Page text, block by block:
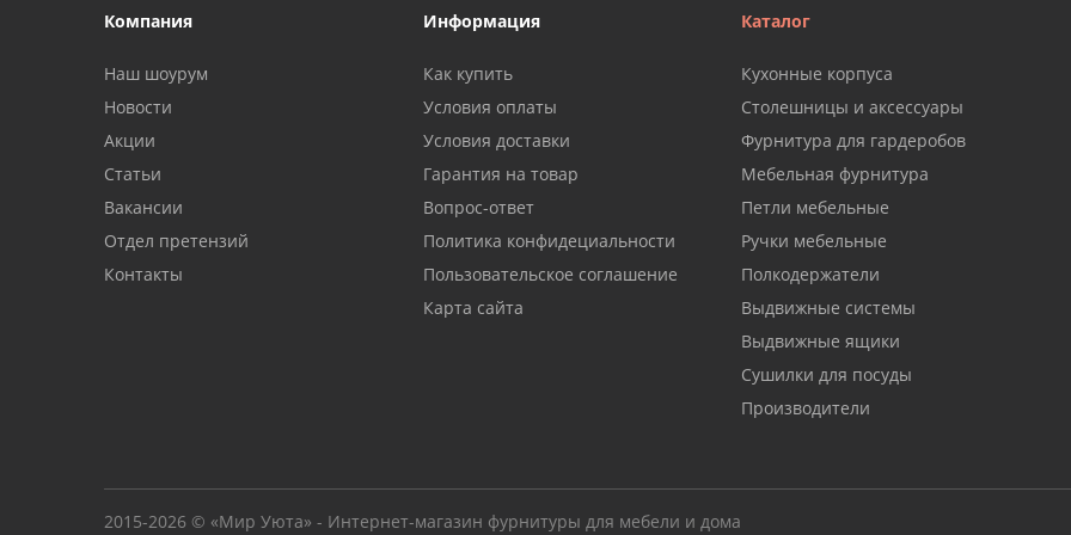
Компания
Наш шоурум
Новости
Акции
Статьи
Вакансии
Отдел претензий
Контакты
Информация
Как купить
Условия оплаты
Условия доставки
Гарантия на товар
Вопрос-ответ
Политика конфидециальности
Пользовательское соглашение
Карта сайта
Каталог
Кухонные корпуса
Столешницы и аксессуары
Фурнитура для гардеробов
Мебельная фурнитура
Петли мебельные
Ручки мебельные
Полкодержатели
Выдвижные системы
Выдвижные ящики
Сушилки для посуды
Производители
2015-2026 © «Мир Уюта» - Интернет-магазин фурнитуры для мебели и дома